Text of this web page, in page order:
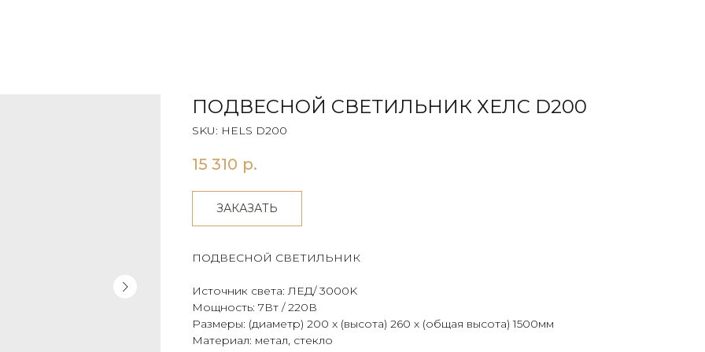
ПОДВЕСНОЙ СВЕТИЛЬНИК ХЕЛС D200
SKU: HELS D200
15 310 р.
ЗАКАЗАТЬ
ПОДВЕСНОЙ СВЕТИЛЬНИК
Источник света: ЛЕД/ 3000K
Мощность: 7Вт / 220В
Размеры: (диаметр) 200 x (высота) 260 х (общая высота) 1500мм
Материал: метал, стекло